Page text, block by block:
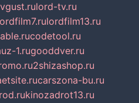
lord-tv.ru
lordfilm13.ru
codetool.ru
1.rugooddver.ru
2shizashop.ru
carszona-bu.ru
kinozadrot13.ru